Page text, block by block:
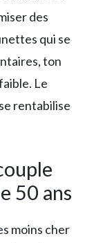
des
qui se
ton
Le
rentabilise
50 ans
moins cher